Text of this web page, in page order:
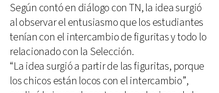
Según contó en diálogo con TN, la idea surgió
al observar el entusiasmo que los estudiantes
tenían con el intercambio de figuritas y todo lo
relacionado con la Selección.
“La idea surgió a partir de las figuritas, porque
los chicos están locos con el intercambio”,